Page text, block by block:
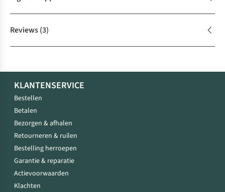
Reviews(3)
KLANTENSERVICE
Bestellen
Betalen
Bezorgen & afhalen
Retourneren & ruilen
Bestelling herroepen
Garantie & reparatie
Actievoorwaarden
Klachten